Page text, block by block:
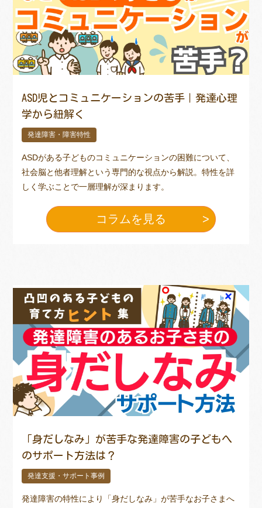
トレキング DIDIM
ASD児とコミュニケーションの苦手｜発達心理
学から紐解く
発達障害・障害特性
ASDがある子どものコミュニケーションの困難について、
社会脳と他者理解という専門的な視点から解説。特性を詳
しく学ぶことで一層理解が深まります。
コラムを見る
「身だしなみ」が苦手な発達障害の子どもへ
のサポート方法は？
発達支援・サポート事例
発達障害の特性により「身だしなみ」が苦手なお子さまへ